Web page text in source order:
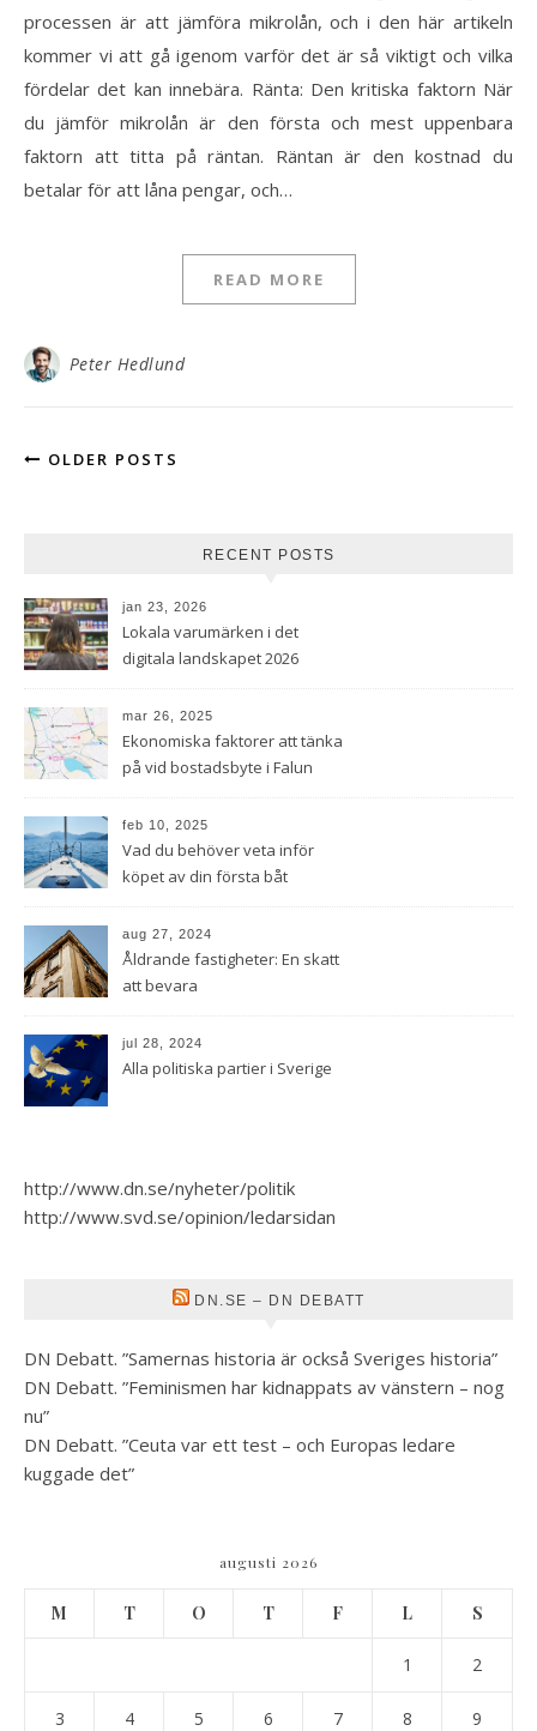
processen är att jämföra mikrolån, och i den här artikeln
kommer vi att gå igenom varför det är så viktigt och vilka
fördelar det kan innebära. Ränta: Den kritiska faktorn När
du jämför mikrolån är den första och mest uppenbara
faktorn att titta på räntan. Räntan är den kostnad du
betalar för att låna pengar, och…
READ MORE
Peter Hedlund
OLDER POSTS
RECENT POSTS
jan 23, 2026
Lokala varumärken i det
digitala landskapet 2026
mar 26, 2025
Ekonomiska faktorer att tänka
på vid bostadsbyte i Falun
feb 10, 2025
Vad du behöver veta inför
köpet av din första båt
aug 27, 2024
Åldrande fastigheter: En skatt
att bevara
jul 28, 2024
Alla politiska partier i Sverige
http://www.dn.se/nyheter/politik
http://www.svd.se/opinion/ledarsidan
DN.SE – DN DEBATT
DN Debatt. ”Samernas historia är också Sveriges historia”
DN Debatt. ”Feminismen har kidnappats av vänstern – nog
nu”
DN Debatt. ”Ceuta var ett test – och Europas ledare
kuggade det”
augusti 2026
M T O T F L S
1 2
3 4 5 6 7 8 9